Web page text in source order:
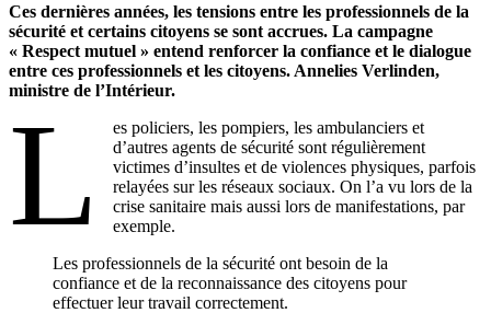
Ces dernières années, les tensions entre les professionnels de la
sécurité et certains citoyens se sont accrues. La campagne
« Respect mutuel » entend renforcer la confiance et le dialogue
entre ces professionnels et les citoyens. Annelies Verlinden,
ministre de l’Intérieur.
L
es policiers, les pompiers, les ambulanciers et
d’autres agents de sécurité sont régulièrement
victimes d’insultes et de violences physiques, parfois
relayées sur les réseaux sociaux. On l’a vu lors de la
crise sanitaire mais aussi lors de manifestations, par
exemple.
Les professionnels de la sécurité ont besoin de la
confiance et de la reconnaissance des citoyens pour
effectuer leur travail correctement.